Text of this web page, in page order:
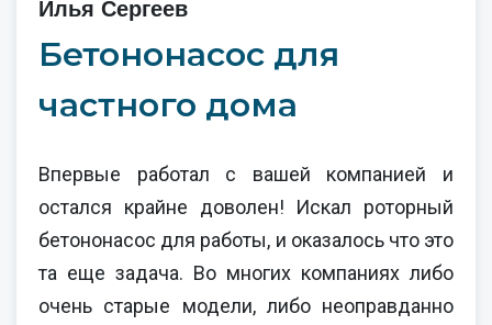
Илья Сергеев
Бетононасос для
частного дома
Впервые работал с вашей компанией и
остался крайне доволен! Искал роторный
бетононасос для работы, и оказалось что это
та еще задача. Во многих компаниях либо
очень старые модели, либо неоправданно